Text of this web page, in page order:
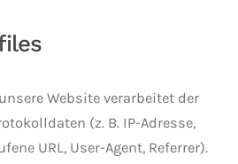
Website verarbeitet der
(z. B. IP-Adresse,
URL, User-Agent, Referrer).